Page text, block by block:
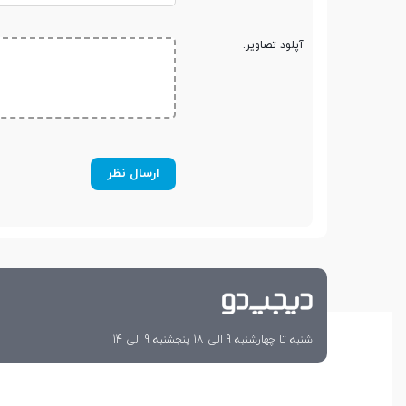
آپلود تصاویر:
شنبه تا چهارشنبه 9 الی 18 پنجشنبه 9 الی 14